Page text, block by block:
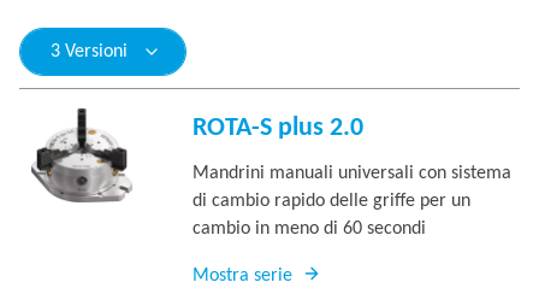
3 Versioni
ROTA-S plus 2.0
Mandrini manuali universali con sistema
di cambio rapido delle griffe per un
cambio in meno di 60 secondi
Mostra serie